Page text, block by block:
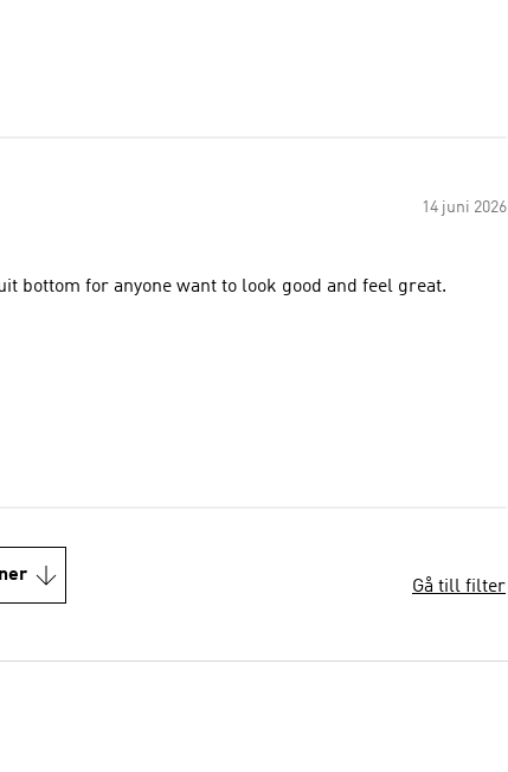
14 juni 2026
bottom for anyone want to look good and feel great.
Gå till filter